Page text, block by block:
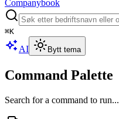
Companybook
⌘K
AI Bytt tema
Command Palette
Search for a command to run...